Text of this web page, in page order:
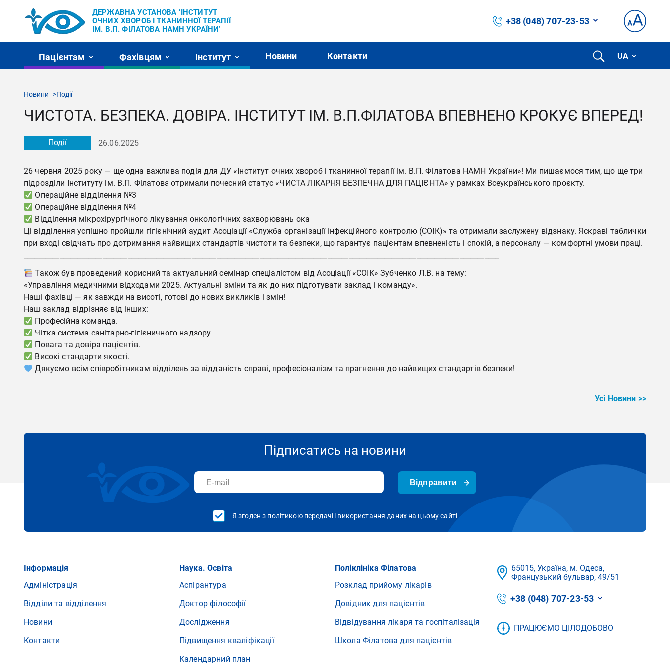
ДЕРЖАВНА УСТАНОВА ‘ІНСТИТУТ
ОЧНИХ ХВОРОБ І ТКАНИННОЇ ТЕРАПІЇ
ІМ. В.П. ФІЛАТОВА НАМН УКРАЇНИ’
+38 (048) 707-23-53
Пацієнтам Фахівцям Інститут Новини Контакти UA
Новини Події
ЧИСТОТА. БЕЗПЕКА. ДОВІРА. ІНСТИТУТ ІМ. В.П.ФІЛАТОВА ВПЕВНЕНО КРОКУЄ ВПЕРЕД!
Події 26.06.2025
26 червня 2025 року — ще одна важлива подія для ДУ «Інститут очних хвороб і тканинної терапії ім. В.П. Філатова НАМН України»! Ми пишаємося тим, що ще три
підрозділи Інституту ім. В.П. Філатова отримали почесний статус «ЧИСТА ЛІКАРНЯ БЕЗПЕЧНА ДЛЯ ПАЦІЄНТА» у рамках Всеукраїнського проєкту.
Операційне відділення №3
Операційне відділення №4
Відділення мікрохірургічного лікування онкологічних захворювань ока
Ці відділення успішно пройшли гігієнічний аудит Асоціації «Служба організації інфекційного контролю (СОІК)» та отримали заслужену відзнаку. Яскраві таблички
при вході свідчать про дотримання найвищих стандартів чистоти та безпеки, що гарантує пацієнтам впевненість і спокій, а персоналу — комфортні умови праці.
Також був проведений корисний та актуальний семінар спеціалістом від Асоціації «СОІК» Зубченко Л.В. на тему:
«Управління медичними відходами 2025. Актуальні зміни та як до них підготувати заклад і команду».
Наші фахівці — як завжди на висоті, готові до нових викликів і змін!
Наш заклад відрізняє від інших:
Професійна команда.
Чітка система санітарно-гігієничного надзору.
Повага та довіра пацієнтів.
Високі стандарти якості.
Дякуємо всім співробітникам відділень за відданість справі, професіоналізм та прагнення до найвищих стандартів безпеки!
Усі Новини >>
Підписатись на новини
Відправити
Я згоден з політикою передачі і використання даних на цьому сайті
Інформація
Адміністрація
Відділи та відділення
Новини
Контакти
Наука. Освіта
Аспірантура
Доктор філософії
Дослідження
Підвищення кваліфікації
Календарний план
Поліклініка Філатова
Розклад прийому лікарів
Довідник для пацієнтів
Відвідування лікаря та госпіталізація
Школа Філатова для пацієнтів
65015, Україна, м. Одеса,
Французький бульвар, 49/51
+38 (048) 707-23-53
ПРАЦЮЄМО ЦІЛОДОБОВО